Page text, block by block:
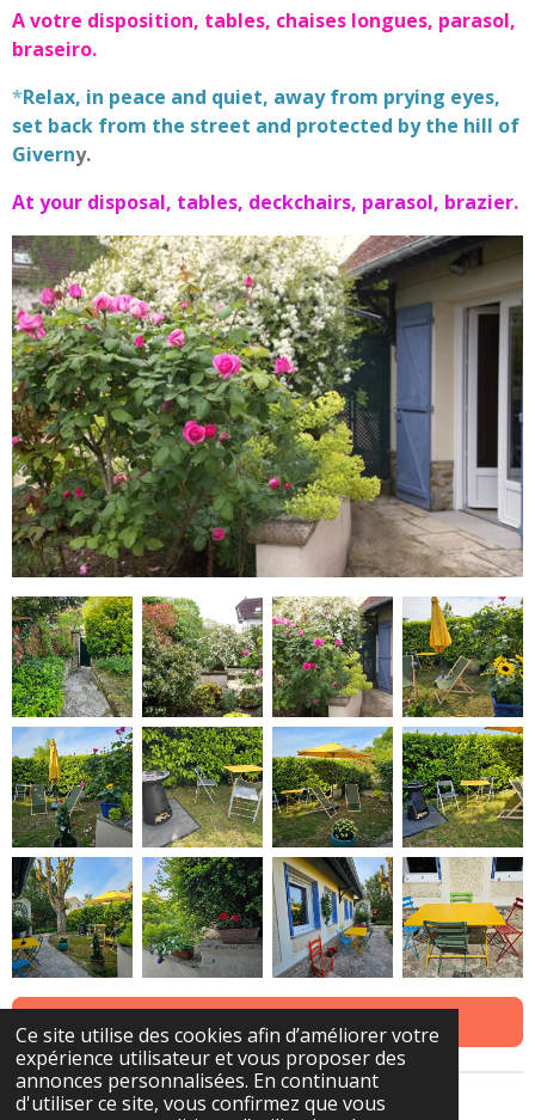
Ce site utilise des cookies afin d’améliorer votre
expérience utilisateur et vous proposer des
annonces personnalisées. En continuant
d'utiliser ce site, vous confirmez que vous
A votre disposition, tables, chaises longues, parasol,
braseiro.
*Relax, in peace and quiet, away from prying eyes,
set back from the street and protected by the hill of
Giverny.
At your disposal, tables, deckchairs, parasol, brazier.
RETOUR A L'ACCUEIL
© 2024 - 2026 Clair-logis-giverny.fr